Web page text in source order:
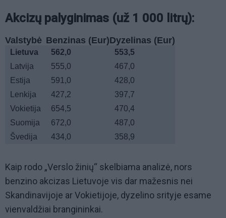
Akcizų palyginimas (už 1 000 litrų):
Valstybė Benzinas (Eur)Dyzelinas (Eur)
Lietuva 562,0
553,5
Latvija
555,0
467,0
Estija
591,0
428,0
Lenkija
427,2
397,7
Vokietija
654,5
470,4
Suomija
672,0
487,0
Švedija
434,0 358,9
Kaip rodo „Verslo žinių“ skelbiama analizė, nors
benzino akcizas Lietuvoje vis dar mažesnis nei
Skandinavijoje ar Vokietijoje, dyzelino srityje esame
vienvaldžiai brangininkai.